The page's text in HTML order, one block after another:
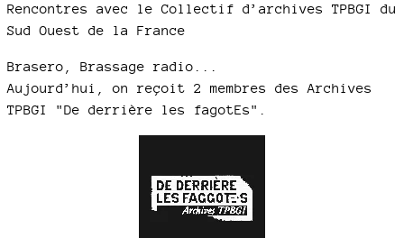
Rencontres avec le Collectif d’archives TPBGI du
Sud Ouest de la France
Brasero, Brassage radio...
Aujourd’hui, on reçoit 2 membres des Archives
TPBGI "De derrière les fagotEs".